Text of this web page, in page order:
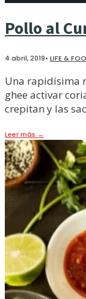
Pollo al
4 abril, 2019• LIFE &
Una rapidísima
ghee activar
crepitan y las
Leer más →